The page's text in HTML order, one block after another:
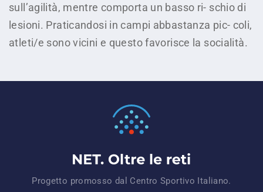
sull’agilità, mentre comporta un basso ri- schio di
lesioni. Praticandosi in campi abbastanza pic- coli,
atleti/e sono vicini e questo favorisce la socialità.
Progetto promosso dal Centro Sportivo Italiano.